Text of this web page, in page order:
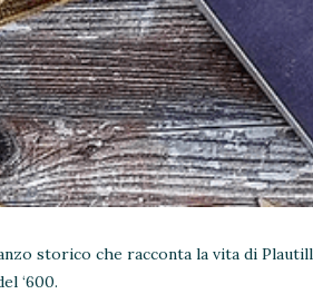
storico che racconta la vita di
‘600.